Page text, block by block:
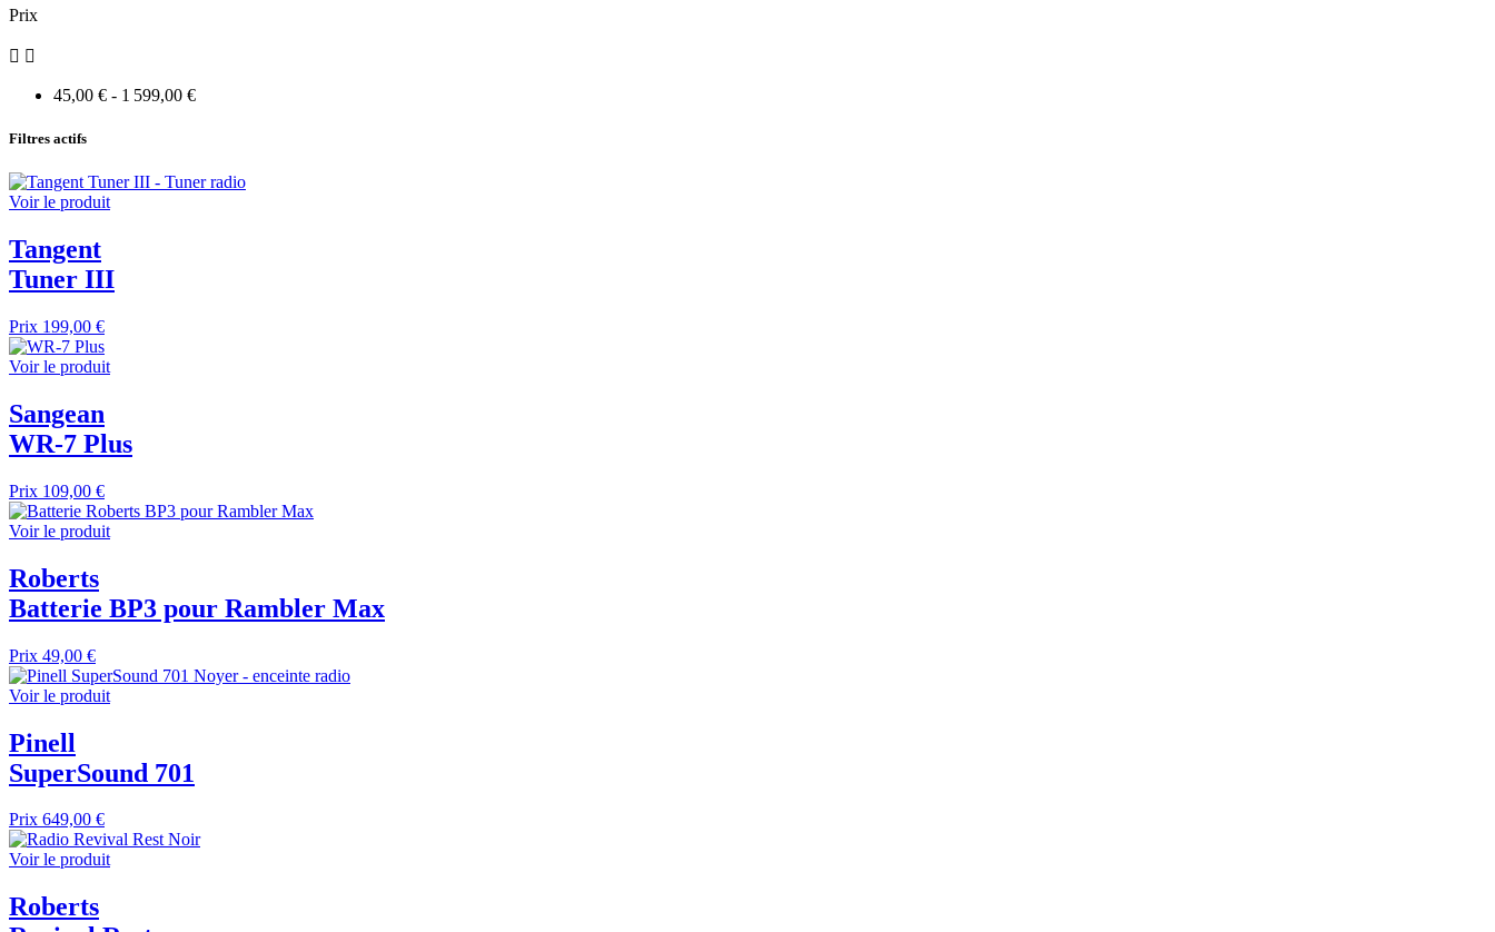
Prix
 
45,00 € - 1 599,00 €
Filtres actifs
Voir le produit
Tangent
Tuner III
Prix 199,00 €
Voir le produit
Sangean
WR-7 Plus
Prix 109,00 €
Voir le produit
Roberts
Batterie BP3 pour Rambler Max
Prix 49,00 €
Voir le produit
Pinell
SuperSound 701
Prix 649,00 €
Voir le produit
Roberts